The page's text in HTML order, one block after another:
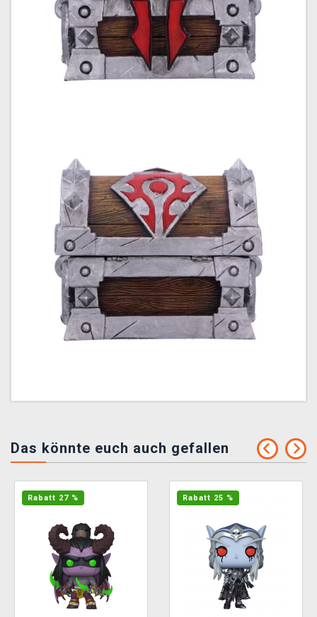
Das könnte euch auch gefallen
Rabatt 27 % Rabatt 25 %